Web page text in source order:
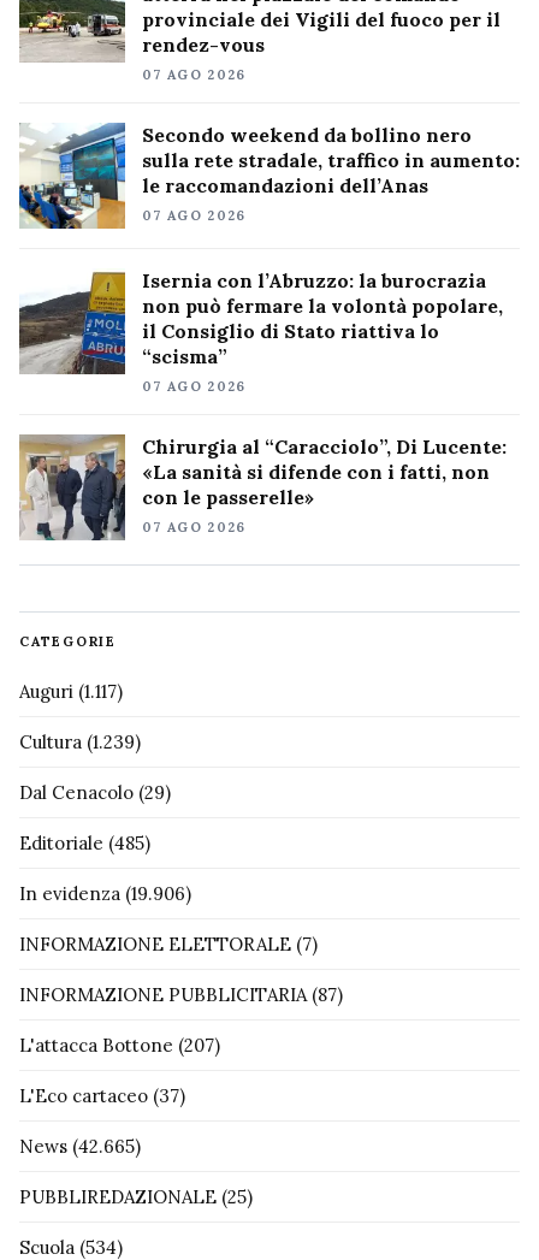
provinciale dei Vigili del fuoco per il
rendez-vous
07 AGO 2026
Secondo weekend da bollino nero
sulla rete stradale, traffico in aumento:
le raccomandazioni dell’Anas
07 AGO 2026
Isernia con l’Abruzzo: la burocrazia
non può fermare la volontà popolare,
il Consiglio di Stato riattiva lo
“scisma”
07 AGO 2026
Chirurgia al “Caracciolo”, Di Lucente:
«La sanità si difende con i fatti, non
con le passerelle»
07 AGO 2026
CATEGORIE
Auguri (1.117)
Cultura (1.239)
Dal Cenacolo (29)
Editoriale (485)
In evidenza (19.906)
INFORMAZIONE ELETTORALE (7)
INFORMAZIONE PUBBLICITARIA (87)
L'attacca Bottone (207)
L'Eco cartaceo (37)
News (42.665)
PUBBLIREDAZIONALE (25)
Scuola (534)